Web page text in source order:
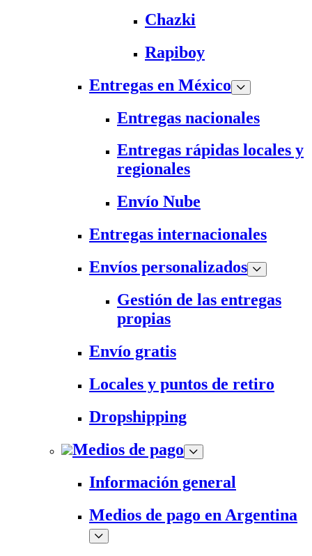
Chazki
Rapiboy
Entregas en México
Entregas nacionales
Entregas rápidas locales y
regionales
Envío Nube
Entregas internacionales
Envíos personalizados
Gestión de las entregas
propias
Envío gratis
Locales y puntos de retiro
Dropshipping
Medios de pago
Información general
Medios de pago en Argentina